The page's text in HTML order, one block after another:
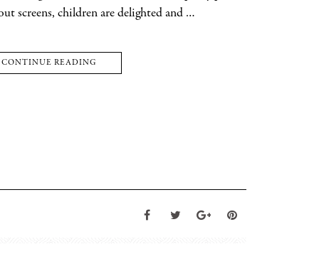
screens, children are delighted and …
CONTINUE READING